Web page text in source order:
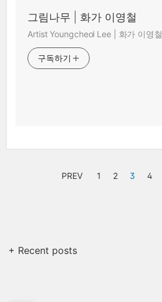
그림나무 | 화가 이영철
Artist Youngcheol Lee | 화가 이영철
구독하기
PREV 1 2 3 4
+ Recent posts